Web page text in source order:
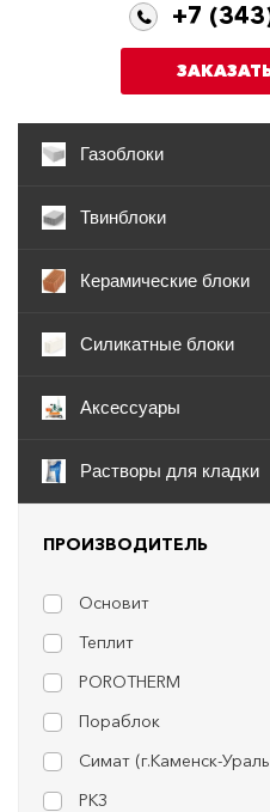
+7
Газоблоки
Твинблоки
Керамические блоки
Силикатные блоки
Аксессуары
Растворы для кладки
ПРОИЗВОДИТЕЛЬ
Основит
Теплит
POROTHERM
Пораблок
Симат (г.Каменск-
РКЗ